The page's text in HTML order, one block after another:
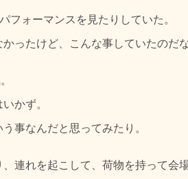
フォーマンスを見たりしていた。
ったけど、こんな事していたのだ
かず。
事なんだと思ってみたり。
連れを起こして、荷物を持って会